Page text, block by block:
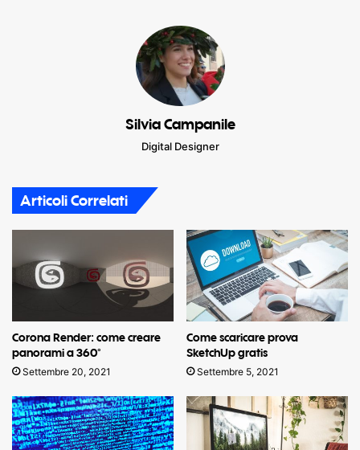
Silvia Campanile
Digital Designer
Articoli Correlati
Corona Render: come creare
panorami a 360°
Settembre 20, 2021
Come scaricare prova
SketchUp gratis
Settembre 5, 2021